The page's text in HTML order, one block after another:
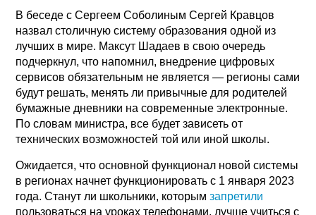
В беседе с Сергеем Соболиным Сергей Кравцов
назвал столичную систему образования одной из
лучших в мире. Максут Шадаев в свою очередь
подчеркнул, что напомнил, внедрение цифровых
сервисов обязательным не является — регионы сами
будут решать, менять ли привычные для родителей
бумажные дневники на современные электронные.
По словам министра, все будет зависеть от
технических возможностей той или иной школы.
Ожидается, что основной функционал новой системы
в регионах начнет функционировать с 1 января 2023
года. Станут ли школьники, которымзапретили
пользоваться на уроках телефонами, лучше учиться с